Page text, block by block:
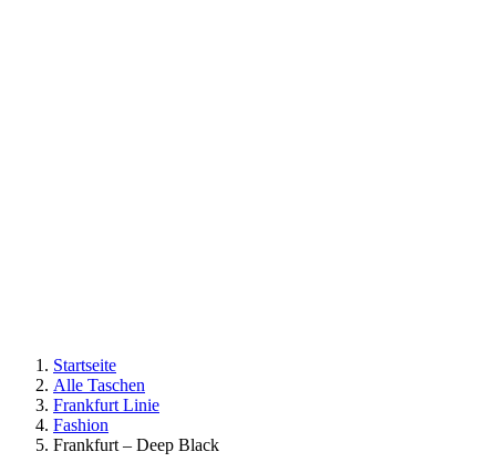
Startseite
Alle Taschen
Frankfurt Linie
Fashion
Frankfurt – Deep Black